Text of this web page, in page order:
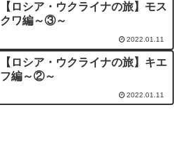
【ロシア・ウクライナの旅】モス
クワ編～③～
2022.01.11
【ロシア・ウクライナの旅】キエ
フ編～②～
2022.01.11